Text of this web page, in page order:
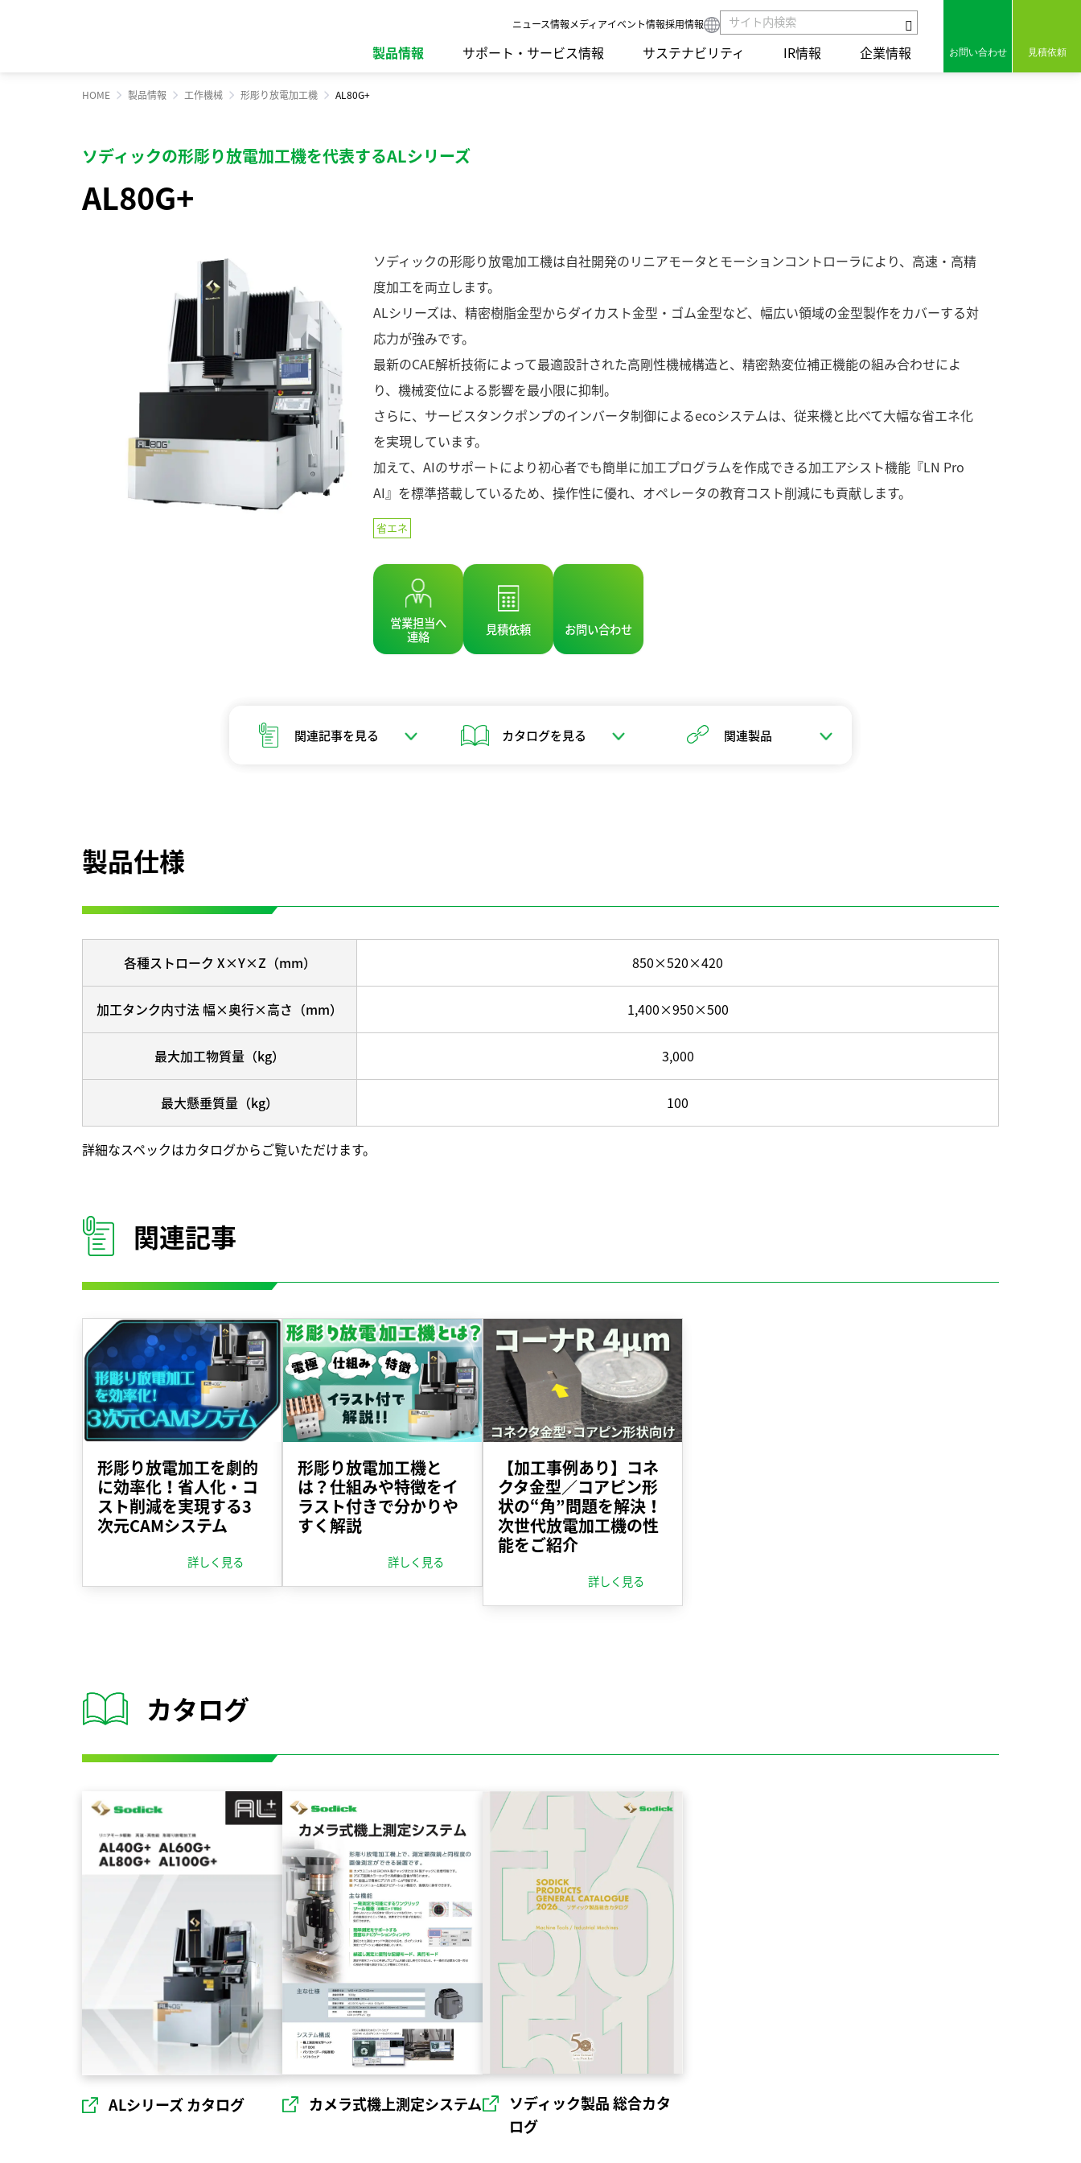
ニュース情報メディアイベント情報採用情報
製品情報 サポート・サービス情報 サステナビリティ
トップメッセージ
サステナビリティへの取り組み
マテリアリティ（重要課題） SDGsへの取り組み
IR情報
経営方針
業績・財務情報
株式・株主情報 IRライブラリ
企業情報
ソディックのPURPOSE、
MISSION、VISION、VALUE
メッセージ
会社概要・地図 グループネットワーク
沿革 テクノロジーの歩み
お問い合わせ 見積依頼
HOME 製品情報 工作機械 形彫り放電加工機 AL80G+
ソディックの形彫り放電加工機を代表するALシリーズ
AL80G+
ソディックの形彫り放電加工機は自社開発のリニアモータとモーションコントローラにより、高速・高精
度加工を両立します。
ALシリーズは、精密樹脂金型からダイカスト金型・ゴム金型など、幅広い領域の金型製作をカバーする対
応力が強みです。
最新のCAE解析技術によって最適設計された高剛性機械構造と、精密熱変位補正機能の組み合わせによ
り、機械変位による影響を最小限に抑制。
さらに、サービスタンクポンプのインバータ制御によるecoシステムは、従来機と比べて大幅な省エネ化
を実現しています。
加えて、AIのサポートにより初心者でも簡単に加工プログラムを作成できる加工アシスト機能『LN Pro
AI』を標準搭載しているため、操作性に優れ、オペレータの教育コスト削減にも貢献します。
省エネ
営業担当へ
連絡 見積依頼 お問い合わせ
関連記事を見る カタログを見る 関連製品
製品仕様
各種ストローク X×Y×Z（mm） 850×520×420
加工タンク内寸法 幅×奥行×高さ（mm） 1,400×950×500
最大加工物質量（kg） 3,000
最大懸垂質量（kg） 100
詳細なスペックはカタログからご覧いただけます。
関連記事
形彫り放電加工を劇的
に効率化！省人化・コ
スト削減を実現する3
次元CAMシステム
詳しく見る
形彫り放電加工機と
は？仕組みや特徴をイ
ラスト付きで分かりや
すく解説
詳しく見る
【加工事例あり】コネ
クタ金型／コアピン形
状の“角”問題を解決！
次世代放電加工機の性
能をご紹介
詳しく見る
カタログ
ALシリーズ カタログ カメラ式機上測定システム
ソディック製品 総合カタ
ログ